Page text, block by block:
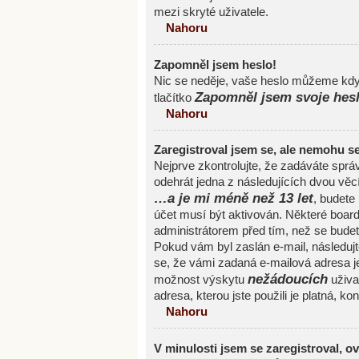
mezi skryté uživatele.
Nahoru
Zapomněl jsem heslo!
Nic se neděje, vaše heslo můžeme
tlačítko Zapomněl jsem svoje
Nahoru
Zaregistroval jsem se, ale nemohu
Nejprve zkontrolujte, že zadáváte
odehrát jedna z následujících dvou
…a je mi méně než 13 let, budete
účet musí být aktivován. Některé
administrátorem před tím, než se
Pokud vám byl zaslán e-mail,
se, že vámi zadaná e-mailová adresa
možnost výskytu nežádoucích
adresa, kterou jste použili je platná,
Nahoru
V minulosti jsem se zaregistroval,